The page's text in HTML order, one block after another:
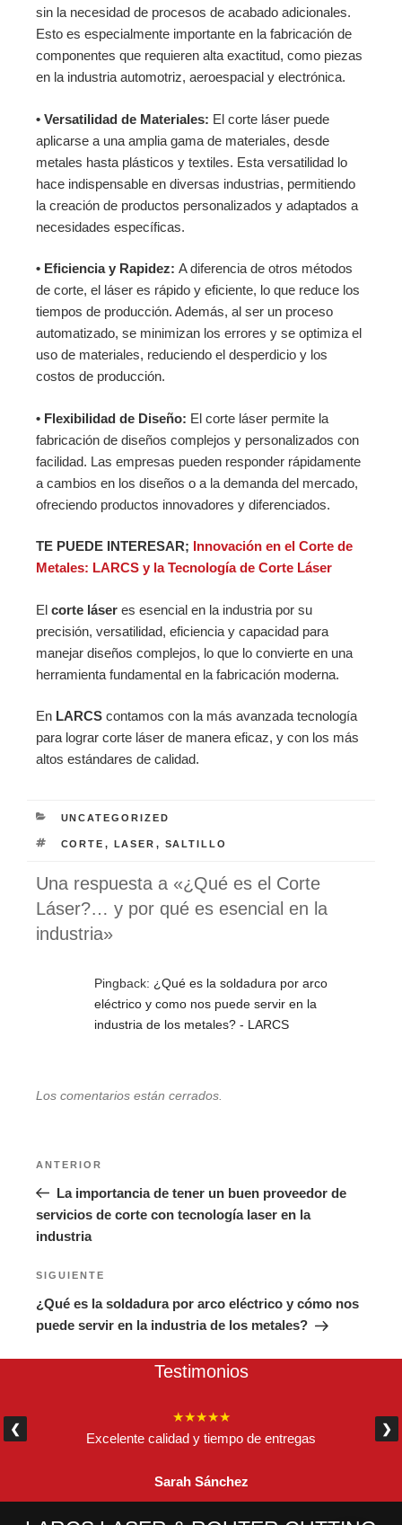
sin la necesidad de procesos de acabado adicionales.
Esto es especialmente importante en la fabricación de
componentes que requieren alta exactitud, como piezas
en la industria automotriz, aeroespacial y electrónica.
• Versatilidad de Materiales: El corte láser puede
aplicarse a una amplia gama de materiales, desde
metales hasta plásticos y textiles. Esta versatilidad lo
hace indispensable en diversas industrias, permitiendo
la creación de productos personalizados y adaptados a
necesidades específicas.
• Eficiencia y Rapidez: A diferencia de otros métodos
de corte, el láser es rápido y eficiente, lo que reduce los
tiempos de producción. Además, al ser un proceso
automatizado, se minimizan los errores y se optimiza el
uso de materiales, reduciendo el desperdicio y los
costos de producción.
• Flexibilidad de Diseño: El corte láser permite la
fabricación de diseños complejos y personalizados con
facilidad. Las empresas pueden responder rápidamente
a cambios en los diseños o a la demanda del mercado,
ofreciendo productos innovadores y diferenciados.
TE PUEDE INTERESAR; Innovación en el Corte de
Metales: LARCS y la Tecnología de Corte Láser
El corte láser es esencial en la industria por su
precisión, versatilidad, eficiencia y capacidad para
manejar diseños complejos, lo que lo convierte en una
herramienta fundamental en la fabricación moderna.
En LARCS contamos con la más avanzada tecnología
para lograr corte láser de manera eficaz, y con los más
altos estándares de calidad.
CATEGORÍAS
UNCATEGORIZED
ETIQUETAS
CORTE , LASER , SALTILLO
Una respuesta a «¿Qué es el Corte
Láser?… y por qué es esencial en la
industria»
Pingback: ¿Qué es la soldadura por arco
eléctrico y como nos puede servir en la
industria de los metales? - LARCS
Los comentarios están cerrados.
entradas
Entrada
anterior:
ANTERIOR
La importancia de tener un buen proveedor de
servicios de corte con tecnología laser en la
industria
Siguiente
entrada
SIGUIENTE
¿Qué es la soldadura por arco eléctrico y cómo nos
puede servir en la industria de los metales?
Testimonios
★★★★★
Excelente calidad y tiempo de entregas
Sarah Sánchez
❮ ❯